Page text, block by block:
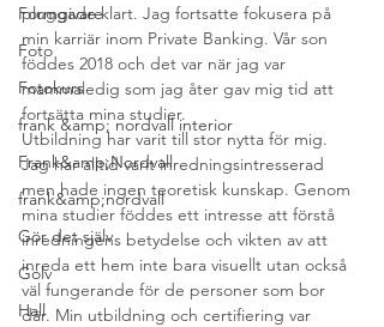
Formgivare
Foto
Fotokurs
frank &amp; nordvall interior
Frank&amp;Nordvall
frank&amp;nordvall
Gör det själv
Golv
Hall
pluggade klart. Jag fortsatte fokusera på
min karriär inom Private Banking. Vår son
föddes 2018 och det var när jag var
mammaledig som jag åter gav mig tid att
fortsätta mina studier.
Utbildning har varit till stor nytta för mig.
Jag har alltid varit inredningsintresserad
men hade ingen teoretisk kunskap. Genom
mina studier föddes ett intresse att förstå
inredningens betydelse och vikten av att
inreda ett hem inte bara visuellt utan också
väl fungerande för de personer som bor
där. Min utbildning och certifiering var